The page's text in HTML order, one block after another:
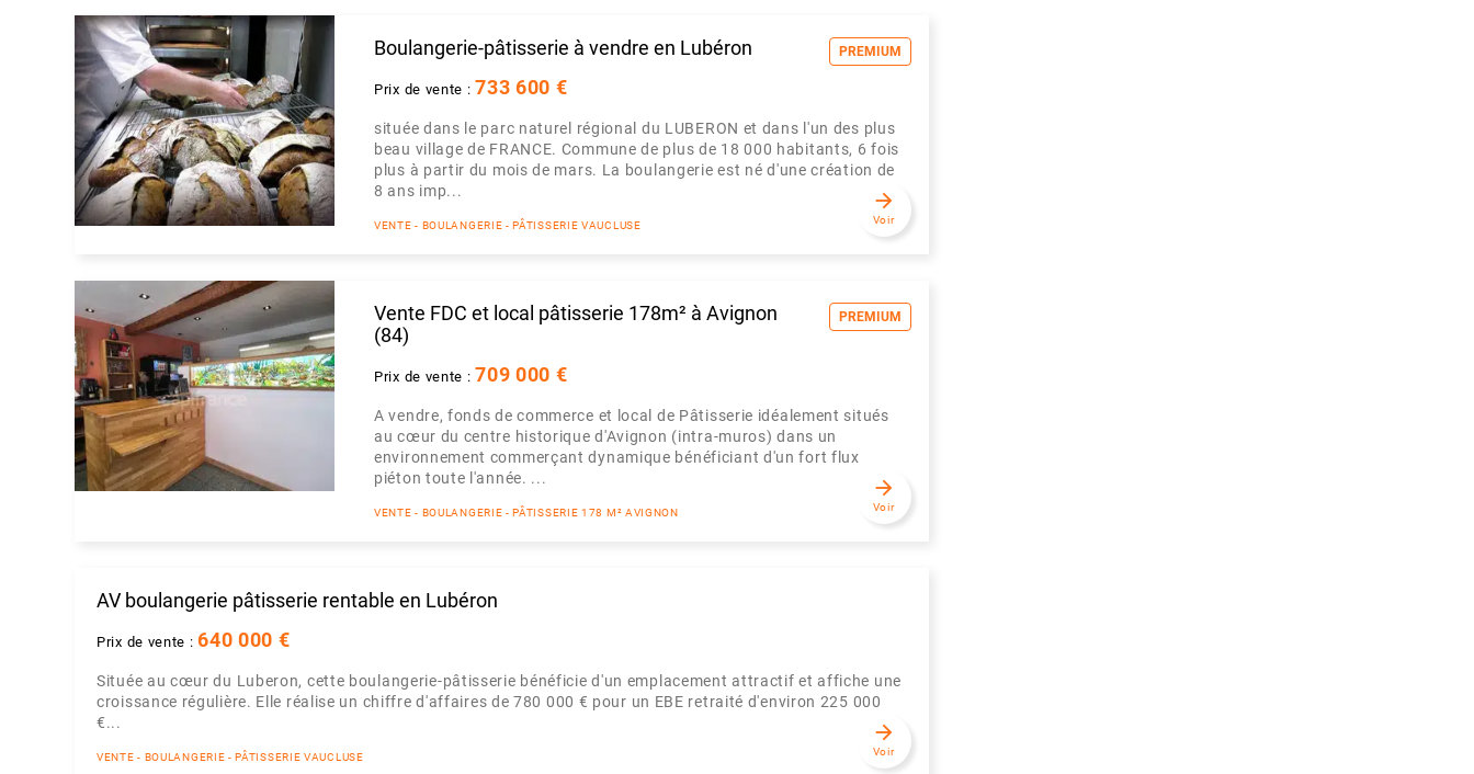
PREMIUM
Boulangerie-pâtisserie à vendre en Lubéron
Prix de vente : 733 600 €
située dans le parc naturel régional du LUBERON et dans l'un des plus
beau village de FRANCE. Commune de plus de 18 000 habitants, 6 fois
plus à partir du mois de mars. La boulangerie est né d'une création de
8 ans imp...
VENTE - BOULANGERIE - PÂTISSERIE VAUCLUSE
arrow_forward
Voir
PREMIUM
Vente FDC et local pâtisserie 178m² à Avignon
(84)
Prix de vente : 709 000 €
A vendre, fonds de commerce et local de Pâtisserie idéalement situés
au cœur du centre historique d'Avignon (intra-muros) dans un
environnement commerçant dynamique bénéficiant d'un fort flux
piéton toute l'année. ...
VENTE - BOULANGERIE - PÂTISSERIE 178 M² AVIGNON
arrow_forward
Voir
AV boulangerie pâtisserie rentable en Lubéron
Prix de vente :640 000 €
Située au cœur du Luberon, cette boulangerie-pâtisserie bénéficie d'un emplacement attractif et affiche une
croissance régulière. Elle réalise un chiffre d'affaires de 780 000 € pour un EBE retraité d'environ 225 000
€...
VENTE - BOULANGERIE - PÂTISSERIE VAUCLUSE
arrow_forward
Voir